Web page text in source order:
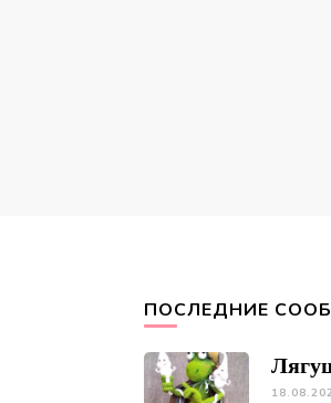
ПОСЛЕДНИЕ